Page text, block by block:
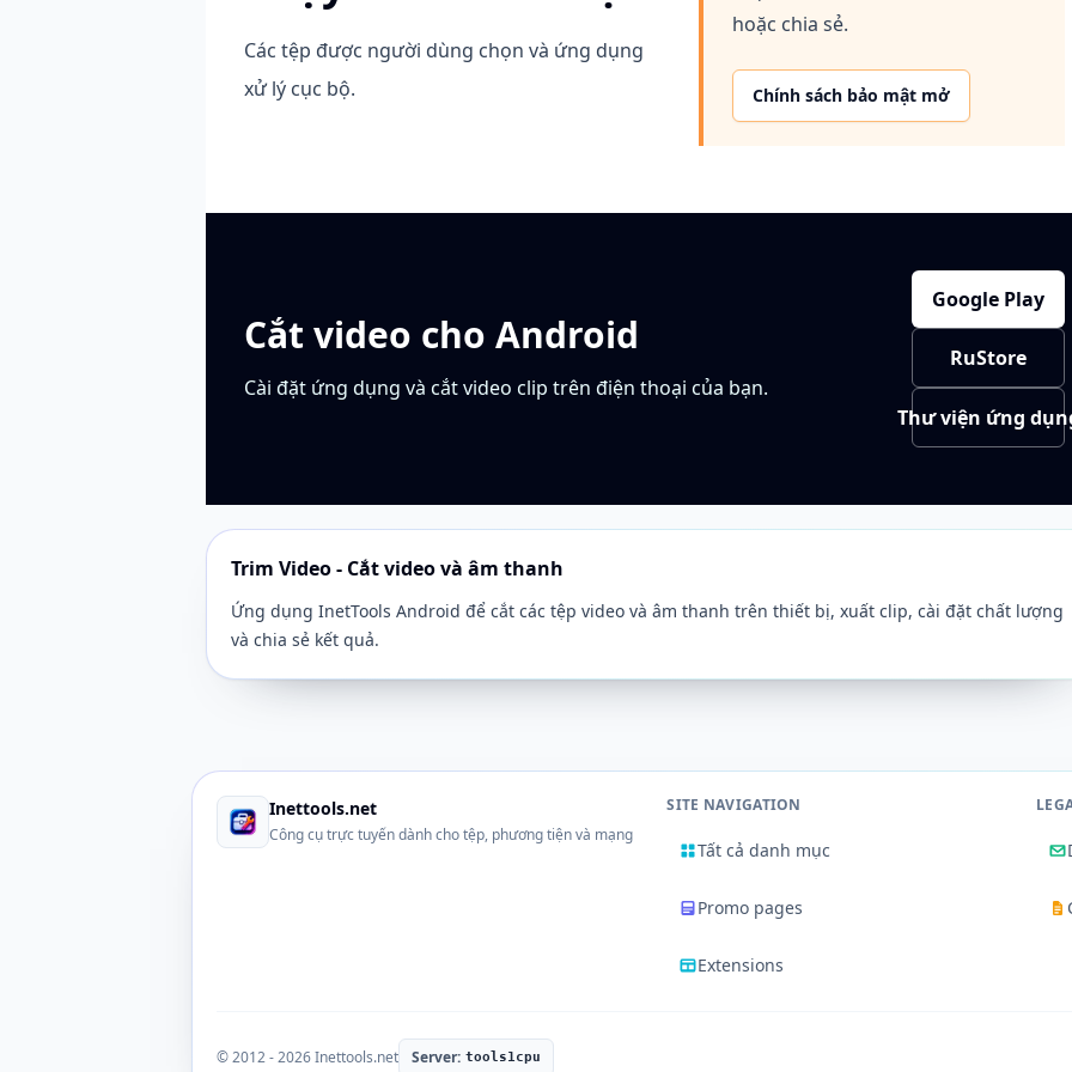
Các tệp được người dùng chọn và ứng dụng
xử lý cục bộ.
hoặc chia sẻ.
Chính sách bảo mật mở
Cắt video cho Android
Cài đặt ứng dụng và cắt video clip trên điện thoại của bạn.
Google Play
RuStore
Thư viện ứng
Trim Video - Cắt video và âm thanh
Ứng dụng InetTools Android để cắt các tệp video và âm thanh trên thiết bị, xuất clip, cài đặt chất lượng
và chia sẻ kết quả.
Inettools.net
Công cụ trực tuyến dành cho tệp, phương tiện và mạng
SITE NAVIGATION
Tất cả danh mục
Promo pages
Extensions
© 2012 - 2026 Inettools.net Server: tools1cpu